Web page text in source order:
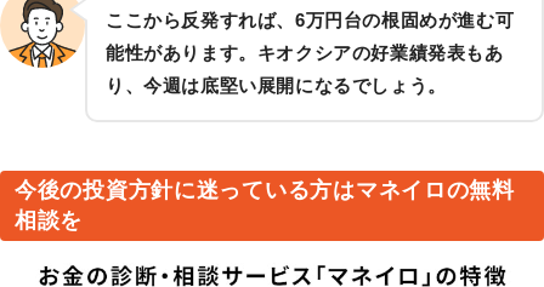
ここから反発すれば、6万円台の根固めが進む可
能性があります。キオクシアの好業績発表もあ
り、今週は底堅い展開になるでしょう。
今後の投資方針に迷っている方はマネイロの無料
相談を